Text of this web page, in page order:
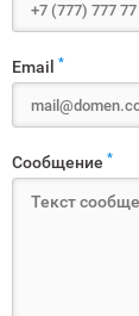
Email *
Сообщение *